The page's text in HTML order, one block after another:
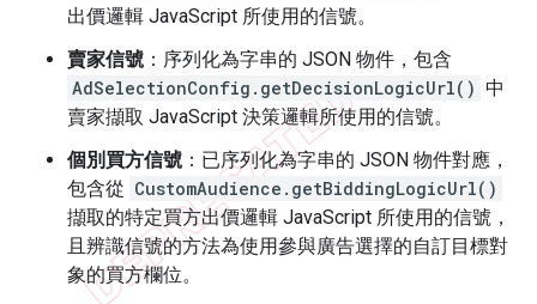
出價邏輯 JavaScript 所使用的信號。
賣家信號 ：序列化為字串的 JSON 物件，包含
AdSelectionConfig.getDecisionLogicUrl() 中
賣家擷取 JavaScript 決策邏輯所使用的信號。
個別買方信號 ：已序列化為字串的 JSON 物件對應，
包含從 CustomAudience.getBiddingLogicUrl()
擷取的特定買方出價邏輯 JavaScript 所使用的信號，
且辨識信號的方法為使用參與廣告選擇的自訂目標對
象的買方欄位。